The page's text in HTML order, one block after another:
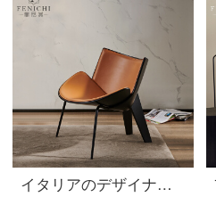
イタリアのデザイナーレジャーチェアはオレンジ色の革製ソフトバッグを輸入します。